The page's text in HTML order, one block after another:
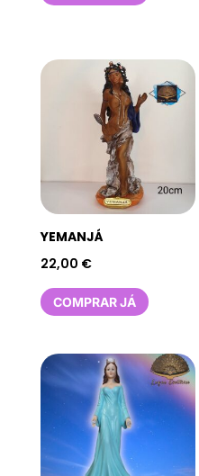
YEMANJÁ
22,00 €
COMPRAR JÁ